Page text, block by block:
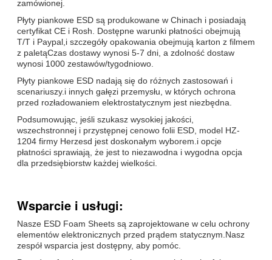
zamówionej.
Płyty piankowe ESD są produkowane w Chinach i posiadają
certyfikat CE i Rosh. Dostępne warunki płatności obejmują
T/T i Paypal,i szczegóły opakowania obejmują karton z filmem
z paletąCzas dostawy wynosi 5-7 dni, a zdolność dostaw
wynosi 1000 zestawów/tygodniowo.
Płyty piankowe ESD nadają się do różnych zastosowań i
scenariuszy.i innych gałęzi przemysłu, w których ochrona
przed rozładowaniem elektrostatycznym jest niezbędna.
Podsumowując, jeśli szukasz wysokiej jakości,
wszechstronnej i przystępnej cenowo folii ESD, model HZ-
1204 firmy Herzesd jest doskonałym wyborem.i opcje
płatności sprawiają, że jest to niezawodna i wygodna opcja
dla przedsiębiorstw każdej wielkości.
Wsparcie i usługi:
Nasze ESD Foam Sheets są zaprojektowane w celu ochrony
elementów elektronicznych przed prądem statycznym.Nasz
zespół wsparcia jest dostępny, aby pomóc.